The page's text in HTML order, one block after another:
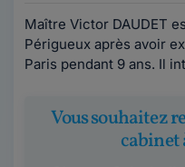
Maître Victor DAUDET
Périgueux après avoir
Paris pendant 9 ans. Il
Vous souhaitez
cabinet